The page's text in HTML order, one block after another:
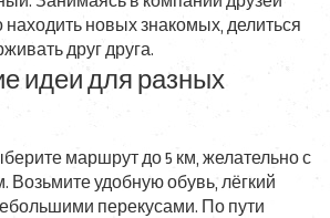
находить новых знакомых, делиться
друг друга.
идеи для разных
маршрут до 5 км, желательно с
удобную обувь, лёгкий
перекусами. По пути